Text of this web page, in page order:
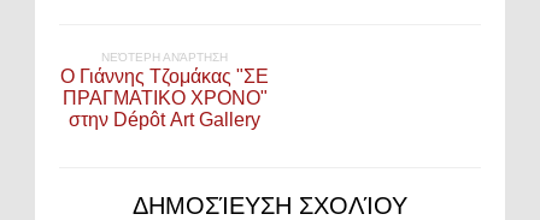
ΝΕΌΤΕΡΗ ΑΝΆΡΤΗΣΗ
Ο Γιάννης Τζομάκας "ΣΕ
ΠΡΑΓΜΑΤΙΚΟ ΧΡΟΝΟ"
στην Dépôt Αrt Gallery
ΔΗΜΟΣΊΕΥΣΗ ΣΧΟΛΊΟΥ